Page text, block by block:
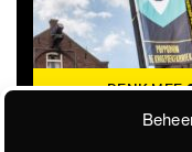
DENK MEE